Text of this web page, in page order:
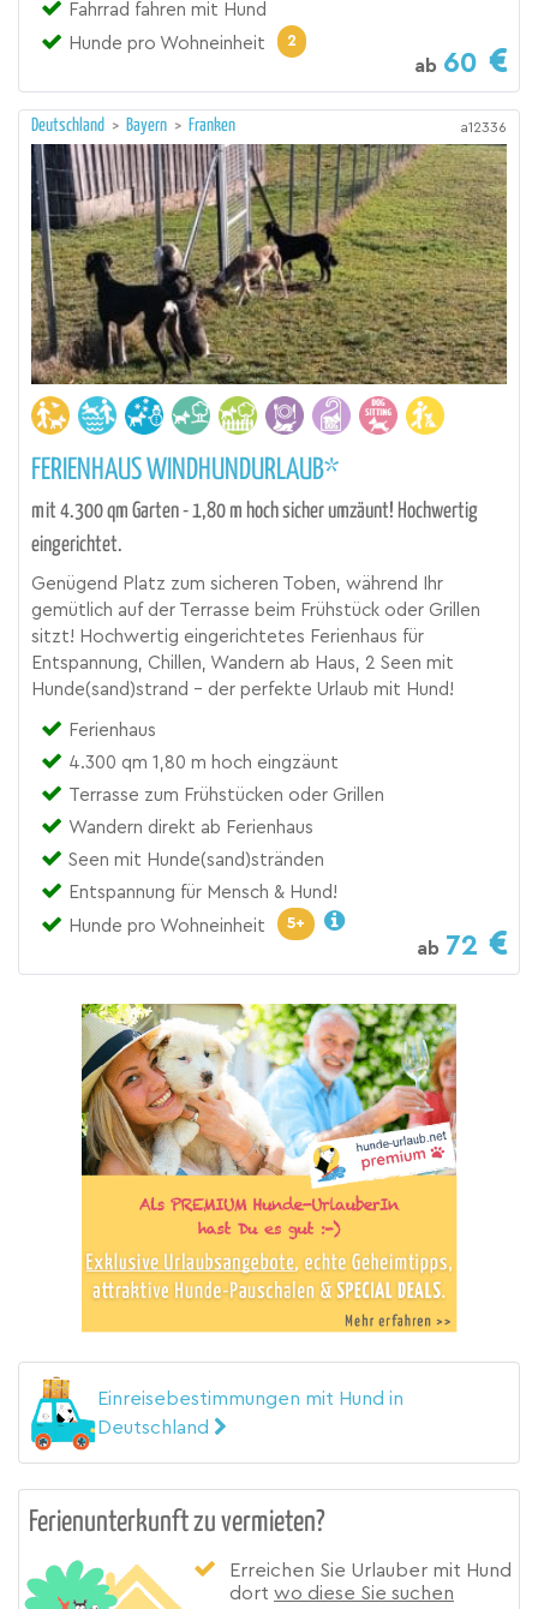
Fahrrad fahren mit Hund
Hunde pro Wohneinheit
2
ab 60
Deutschland > Bayern > Franken a12336
FERIENHAUS WINDHUNDURLAUB*
mit 4.300 qm Garten - 1,80 m hoch sicher umzäunt! Hochwertig
eingerichtet.
Genügend Platz zum sicheren Toben, während Ihr
gemütlich auf der Terrasse beim Frühstück oder Grillen
sitzt! Hochwertig eingerichtetes Ferienhaus für
Entspannung, Chillen, Wandern ab Haus, 2 Seen mit
Hunde(sand)strand - der perfekte Urlaub mit Hund!
Ferienhaus
4.300 qm 1,80 m hoch eingzäunt
Terrasse zum Frühstücken oder Grillen
Wandern direkt ab Ferienhaus
Seen mit Hunde(sand)stränden
Entspannung für Mensch & Hund!
Hunde pro Wohneinheit
5+
ab 72
Einreisebestimmungen mit Hund in
Deutschland
Ferienunterkunft zu vermieten?
Erreichen Sie Urlauber mit Hund
dort wo diese Sie suchen